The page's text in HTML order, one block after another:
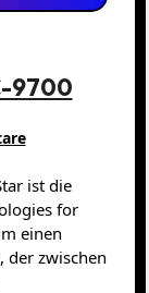
9700
for
einen
der zwischen